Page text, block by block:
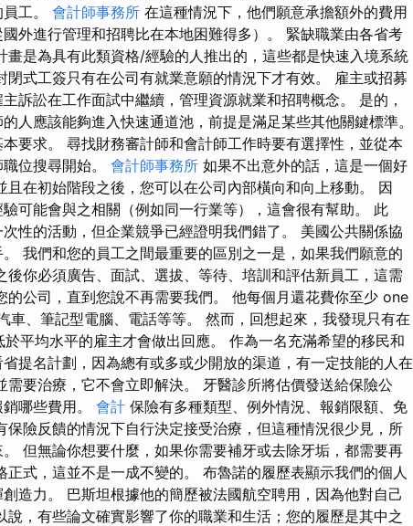
工。 會計師事務所 在這種情況下，他們願意承擔額外的費用
國外進行管理和招聘比在本地困難得多）。 緊缺職業由各省考
是為具有此類資格/經驗的人推出的，這些都是快速入境系統
式工簽只有在公司有就業意願的情況下才有效。 雇主或招募
訴訟在工作面試中繼續，管理資源就業和招聘概念。 是的，
人應該能夠進入快速通道池，前提是滿足某些其他關鍵標準。
要求。 尋找財務審計師和會計師工作時要有選擇性，並從本
位搜尋開始。 會計師事務所 如果不出意外的話，這是一個好
在初始階段之後，您可以在公司內部橫向和向上移動。 因
可能會與之相關（例如同一行業等），這會很有幫助。 此
性的活動，但企業競爭已經證明我們錯了。 美國公共關係協
我們和您的員工之間最重要的區別之一是，如果我們願意的
你必須廣告、面試、選拔、等待、培訓和評估新員工，這需
公司，直到您說不再需要我們。 他每個月還花費你至少 one
車、筆記型電腦、電話等等。 然而，回想起來，我發現只有在
平均水平的雇主才會做出回應。 作為一名充滿希望的移民和
提名計劃，因為總有或多或少開放的渠道，有一定技能的人在
要治療，它不會立即解決。 牙醫診所將估價發送給保險公
哪些費用。 會計 保險有多種類型、例外情況、報銷限額、免
險反饋的情況下自行決定接受治療，但這種情況很少見，所
但無論你想要什麼，如果你需要補牙或去除牙垢，都需要再
式，這並不是一成不變的。 布魯諾的履歷表顯示我們的個人
造力。 巴斯坦根據他的簡歷被法國航空聘用，因為他對自己
，有些論文確實影響了你的職業和生活；您的履歷是其中之